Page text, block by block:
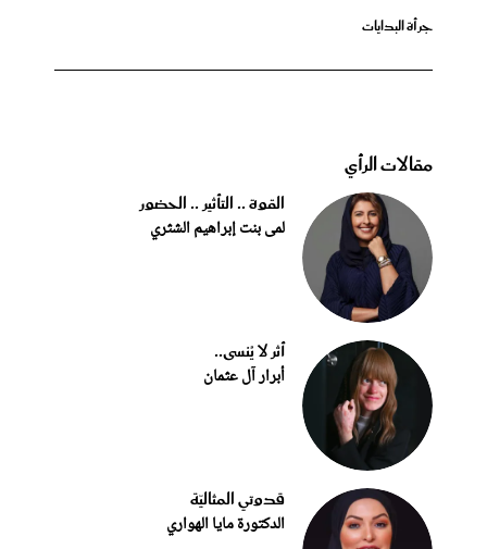
جرأة البدايات
مقالات الرأي
القوة .. التأثير .. الحضور
لمى بنت إبراهيم الشثري
أثر لا يُنسى..
أبرار آل عثمان
قدوتي المثاليّة
الدكتورة مايا الهواري